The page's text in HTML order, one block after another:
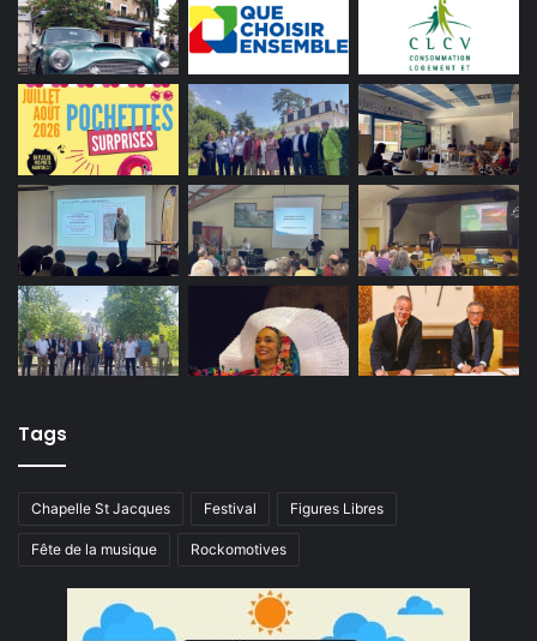
Tags
Chapelle St Jacques Festival Figures Libres
Fête de la musique Rockomotives